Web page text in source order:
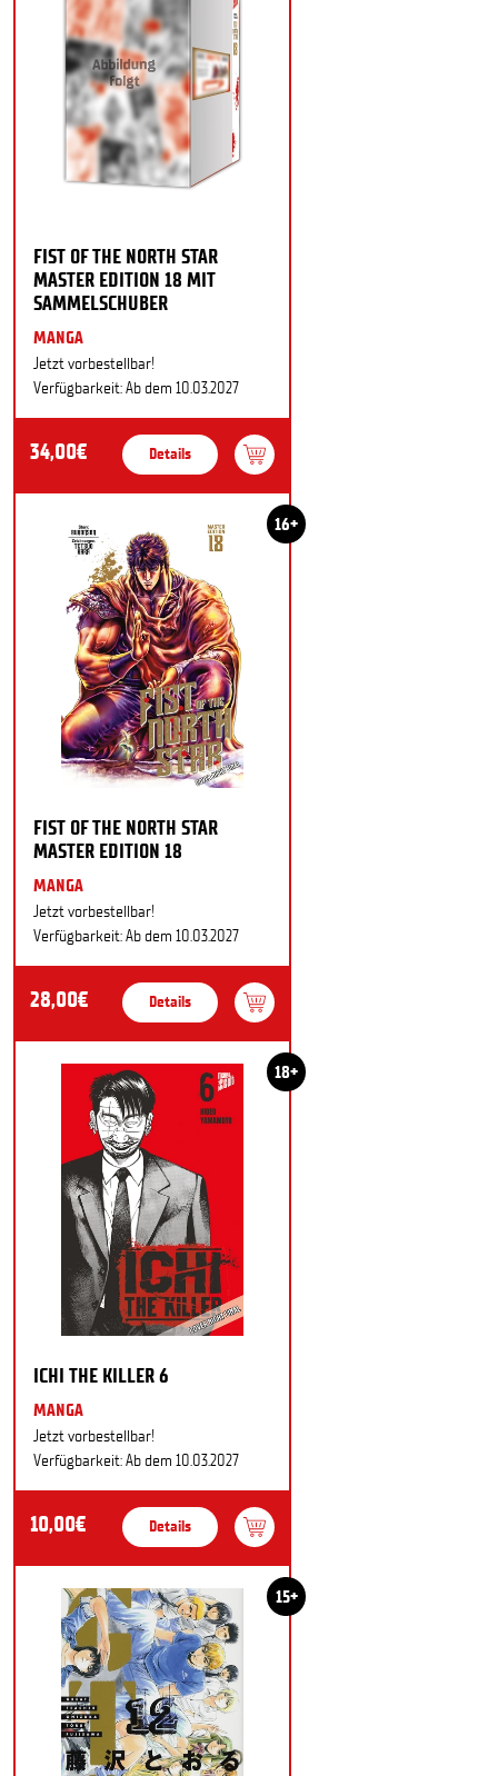
FIST OF THE NORTH STAR
MASTER EDITION 18 MIT
SAMMELSCHUBER
MANGA
Jetzt vorbestellbar!
Verfügbarkeit: Ab dem 10.03.2027
34,00€ Details
16+
FIST OF THE NORTH STAR
MASTER EDITION 18
MANGA
Jetzt vorbestellbar!
Verfügbarkeit: Ab dem 10.03.2027
28,00€ Details
18+
ICHI THE KILLER 6
MANGA
Jetzt vorbestellbar!
Verfügbarkeit: Ab dem 10.03.2027
10,00€ Details
15+